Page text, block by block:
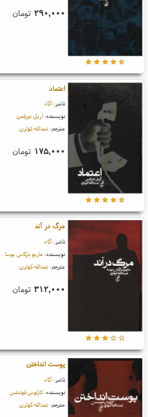
۲۹۰,۰۰۰ تومان
اعتماد
ناشر: آگاه
نویسنده: آریل دورفمن
مترجم: عبدالله کوثری
۱۷۵,۰۰۰ تومان
مرگ در آند
ناشر: آگاه
نویسنده: ماریو بارگاس یوسا
مترجم: عبدالله کوثری
۳۱۲,۰۰۰ تومان
پوست انداختن
ناشر: آگاه
نویسنده: کارلوس فوئنتس
مترجم: عبدالله کوثری